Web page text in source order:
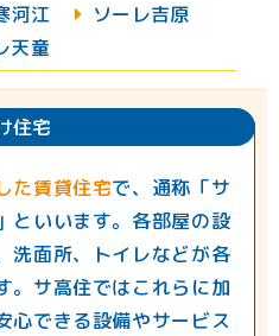
河江
ソーレ吉原
天童
住宅
た賃貸住宅で、通称「サ
といいます。各部屋の設
洗面所、トイレなどが各
。サ高住ではこれらに加
心できる設備やサービス